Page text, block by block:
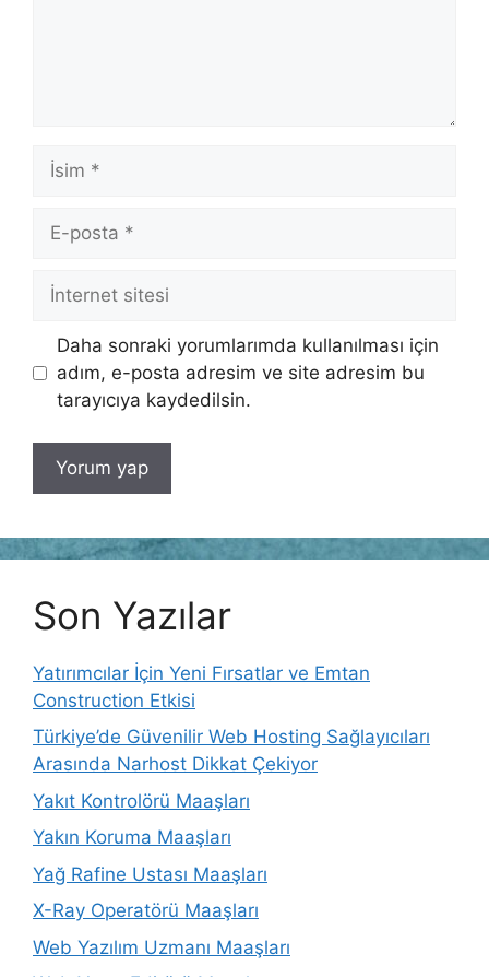
İsim
posta
İnternet
Daha sonraki yorumlarımda kullanılması için
adım, e-posta adresim ve site adresim bu
tarayıcıya kaydedilsin.
Son Yazılar
Yatırımcılar İçin Yeni Fırsatlar ve Emtan
Construction Etkisi
Türkiye’de Güvenilir Web Hosting Sağlayıcıları
Arasında Narhost Dikkat Çekiyor
Yakıt Kontrolörü Maaşları
Yakın Koruma Maaşları
Yağ Rafine Ustası Maaşları
X-Ray Operatörü Maaşları
Web Yazılım Uzmanı Maaşları